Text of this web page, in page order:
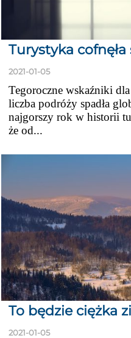
Turystyka
2021-01-05
Tegoroczne wskaźniki
liczba podróży spadła
najgorszy rok w historii
że od...
To będzie ciężka
2021-01-05